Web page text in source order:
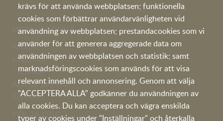
krävs för att använda webbplatsen; funktionella
cookies som förbättrar användarvänligheten vid
användning av webbplatsen; prestandacookies som vi
använder för att generera aggregerade data om
användningen av webbplatsen och statistik; samt
marknadsföringscookies som används för att visa
relevant innehåll och annonsering. Genom att välja
"ACCEPTERA ALLA" godkänner du användningen av
alla cookies. Du kan acceptera och vägra enskilda
typer av cookies under "Inställningar" och återkalla
MER OM PEKA
Recept
Imagefilm
Certifikat
Arbetar på Peka
Kontakt
FÖLJA OSS